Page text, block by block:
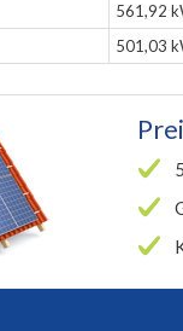
561,92
501,03